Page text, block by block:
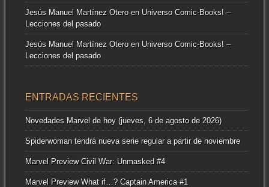
Jesús Manuel Martínez Oteroen Universo Comic-Books! –
Lecciones del pasado
Jesús Manuel Martínez Oteroen Universo Comic-Books! –
Lecciones del pasado
ENTRADAS RECIENTES
Novedades Marvel de hoy (jueves, 6 de agosto de 2026)
Spiderwoman tendrá nueva serie regular a partir de noviembre
Marvel Preview Civil War: Unmasked #4
Marvel Preview What if…? Captain America #1